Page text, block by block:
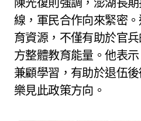
線，軍民合作向來緊密
育資源，不僅有助於官
方整體教育能量。他表
兼顧學習，有助於退伍
樂見此政策方向。